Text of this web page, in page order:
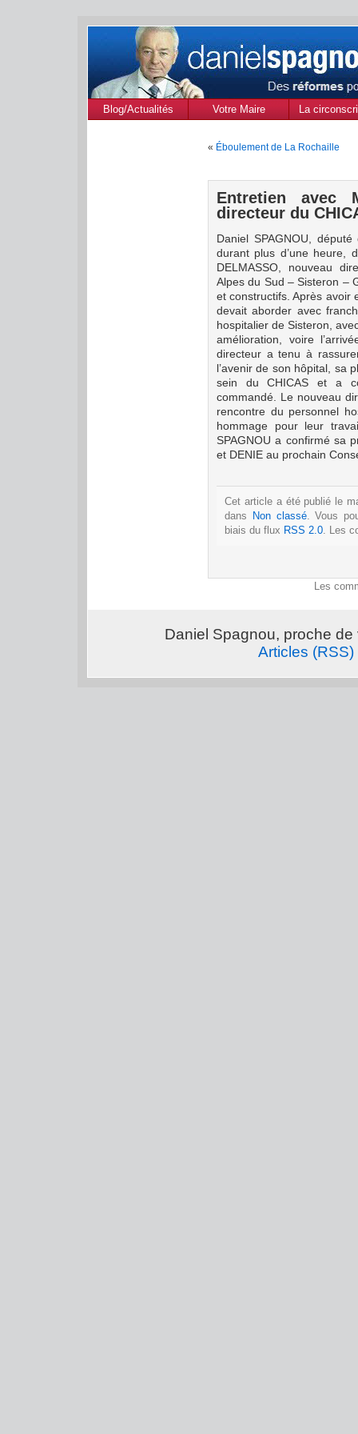
Blog/Actualités Votre Maire
La
« Éboulement de La Rochaille
Entretien avec
directeur du
Daniel SPAGNOU,
durant plus d’une heure,
DELMASSO, nouveau
Alpes du Sud – Sisteron –
et constructifs. Après avoir
devait aborder avec
hospitalier de Sisteron,
amélioration, voire
directeur a tenu à
l’avenir de son hôpital, sa
sein du CHICAS et a
commandé.
Le nouveau
rencontre du personnel
hommage pour leur
SPAGNOU a confirmé sa
et DENIE au prochain
Cet article a été publié le
dans Non classé. Vous
biais du flux RSS 2.0 . Les
Les
Daniel Spagnou, proche
Articles (RSS)